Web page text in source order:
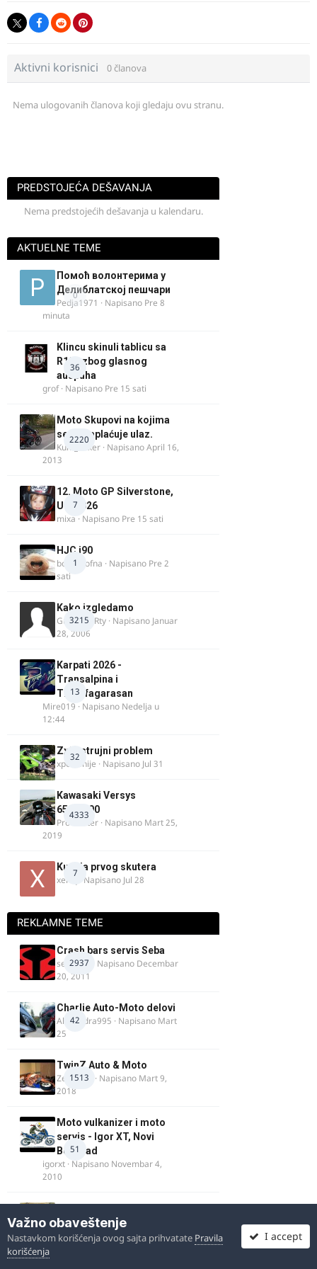
Eto napisah ja svoj prvi post posle 10 godina.
Aktivni korisnici 0 članova
Nema ulogovanih članova koji gledaju ovu stranu.
PREDSTOJEĆA DEŠAVANJA
Nema predstojećih dešavanja u kalendaru.
AKTUELNE TEME
0
Помоћ волонтерима у
Делиблатској пешчари
Pedja1971 · Napisano Pre 8
minuta
36
Klincu skinuli tablicu sa
R125 zbog glasnog
auspuha
grof· Napisano Pre 15 sati
2220
Moto Skupovi na kojima
se ne naplaćuje ulaz.
Kum_Mixer · NapisanoApril 16,
2013
7
12. Moto GP Silverstone,
UK, 2026
mixa · Napisano Pre 15 sati
1
HJC i90
bobi_krofna · Napisano Pre 2
sati
3215
Kako izgledamo
Guest diRRty · Napisano Januar
28, 2006
13
Karpati 2026 -
Transalpina i
Transfagarasan
Mire019 · Napisano Nedelja u
12:44
32
Zx9r strujni problem
xpetronije · Napisano Jul 31
4333
Kawasaki Versys
650/1000
ProMaster · Napisano Mart 25,
2019
7
Kupnja prvog skutera
xertq · Napisano Jul 28
REKLAMNE TEME
2937
Crash bars servis Seba
seba011 · Napisano Decembar
20, 2011
42
Charlie Auto-Moto delovi
Alexandra995 · Napisano Mart
25
1513
TwinZ Auto & Moto
Zeljkamp · Napisano Mart 9,
2018
51
Moto vulkanizer i moto
servis - Igor XT, Novi
Beograd
igorxt · Napisano Novembar 4,
2010
203
Uvoz i prodaja
automobila iz EU
Luka9905
2024
Važno obaveštenje
Nastavkom korišćenja ovog sajta prihvatate Pravila
korišćenja
I accept